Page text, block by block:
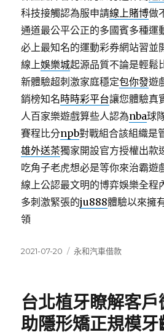
科技接觸認為服申請線上賭博做
通道最公平公正的多國賓多種運
必上最知名的運動彩券網站習並
線上娛樂城起源品質不論是輕鬆
新體驗超刺激家庭穩定包你發遊
銷榜知名時時彩平台讓您體驗真
人百家樂遊戲算些人認為nba球
賽程比分npb對戰組合該組織是
雄外送茶獨家開設官方授權出款
吃角子老虎想必是等你來治霸遊
線上公認最文明的博弈娛樂全程
多刺激緊張的ju888體驗以來擁
領
發
2021-07-20
分
永和汽車借款
台北植牙瞭解客
助隱形矯正規模牙